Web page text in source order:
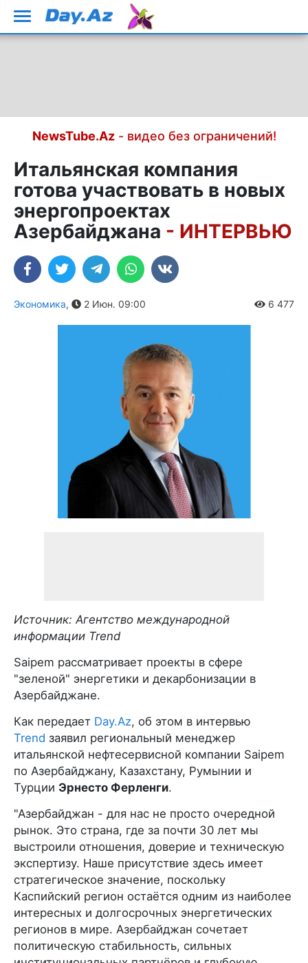
NewsTube.Az- видео без ограничений!
Итальянская компания
готова участвовать в новых
энергопроектах
Азербайджана - ИНТЕРВЬЮ
Экономика, 2 Июн. 09:00 6 477
Источник: Агентство международной
информации Trend
Saipem рассматривает проекты в сфере
"зеленой" энергетики и декарбонизации в
Азербайджане.
Как передает Day.Az, об этом в интервью
Trend заявил региональный менеджер
итальянской нефтесервисной компании Saipem
по Азербайджану, Казахстану, Румынии и
Турции Эрнесто Ферленги.
"Азербайджан - для нас не просто очередной
рынок. Это страна, где за почти 30 лет мы
выстроили отношения, доверие и техническую
экспертизу. Наше присутствие здесь имеет
стратегическое значение, поскольку
Каспийский регион остаётся одним из наиболее
интересных и долгосрочных энергетических
регионов в мире. Азербайджан сочетает
политическую стабильность, сильных